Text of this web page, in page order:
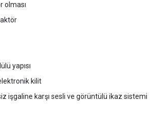
olması
yapısı
kilit
işgaline karşı sesli ve görüntülü ikaz sistemi